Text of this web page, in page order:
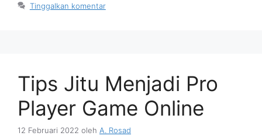
Tinggalkan komentar
Tips Jitu Menjadi Pro
Player Game Online
12 Februari 2022 oleh A. Rosad